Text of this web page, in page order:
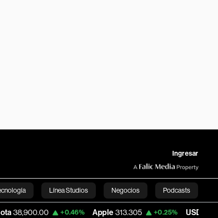
Ingresar
Línea Studios Negocios Podcasts
English
+0.46% Apple 313.305 +0.25% USD COP 3,159.60